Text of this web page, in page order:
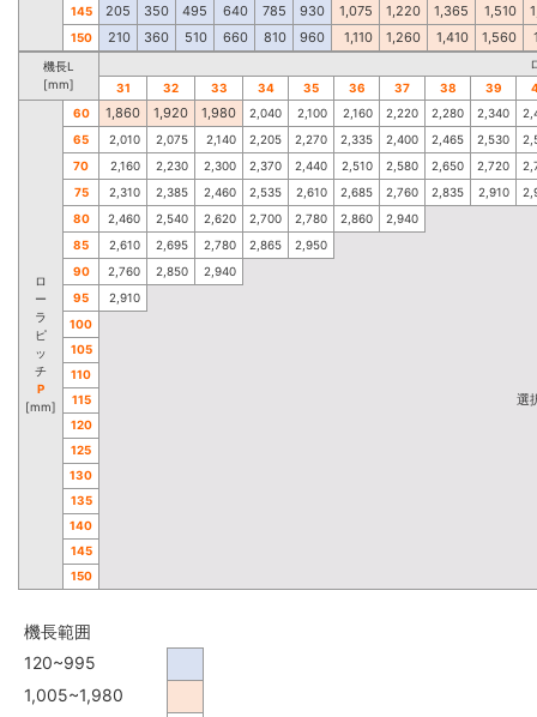
145 205 350 495 640 785 930 1,075 1,220 1,365 1,510
150 210 360 510 660 810 960 1,110 1,260 1,410 1,560
機長L
[mm]
31
32 33 34 35 36 37 38 39
ロ
ー
ラ
ピ
ッ
チ
P
[mm]
60 1,860 1,920 1,980 2,040 2,100 2,160 2,220 2,280 2,340
65
2,010 2,075 2,140 2,205 2,270 2,335 2,400 2,465 2,530
70
2,160 2,230 2,300 2,370 2,440 2,510 2,580 2,650 2,720
75
2,310 2,385 2,460 2,535 2,610 2,685 2,760 2,835 2,910
80
2,460 2,540 2,620 2,700 2,780 2,860
2,940
85
2,610 2,695 2,780 2,865
2,950
90
2,760 2,850
2,940
95
2,910
100
105
110
115
選
120
125
130
135
140
145
150
機長範囲
120~995
1,005~1,980